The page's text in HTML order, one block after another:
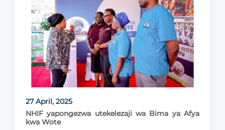
27 April, 2025
NHIF yapongezwa utekelezaji wa Bima ya Afya
kwa Wote